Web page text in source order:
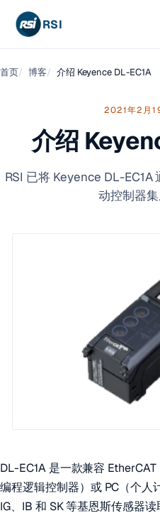
RSI
首页 博客 介绍 Keyence DL-EC1A
2021年2月
介绍
RSI 已将 Keyence DL-EC1A
动控制器集
DL-EC1A 是一款兼容
编程逻辑控制器）或 PC（个人
IG、IB 和 SK 等基恩斯传感器读